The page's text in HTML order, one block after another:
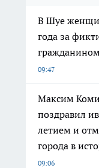
В Шуе
года за
09:47
Максим
поздравил
летием и
города в
09:06